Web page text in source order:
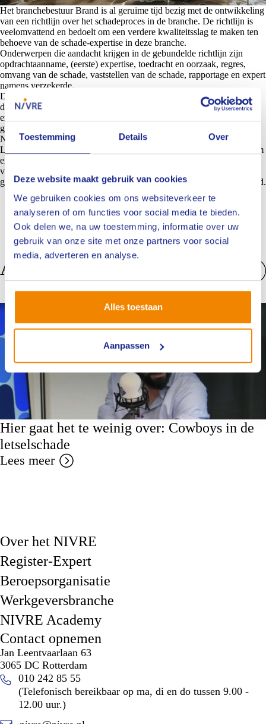
Toestemming Details Over
Deze website maakt gebruik van cookies
We gebruiken cookies om ons websiteverkeer te
analyseren of om functies voor social media te bieden.
Ook delen we, na uw toestemming, informatie over uw
gebruik van onze site met onze partners voor social
media, adverteren en analyse.
Alles toestaan
Aanpassen
Het branchebestuur Brand is al geruime tijd bezig met de ontwikkeling
van een richtlijn over het schadeproces in de branche. De richtlijn is
veelomvattend en bedoelt om een verdere kwaliteitsslag te maken ten
behoeve van de schade-expertise in deze branche.
Onderwerpen die aandacht krijgen in de gebundelde richtlijn zijn
opdrachtaanname, (eerste) expertise, toedracht en oorzaak, regres,
omvang van de schade, vaststellen van de schade, rapportage en expert
namens verzekerde.
De richtlijn is na het opstellen door het branchebureau en bijschaven
door het NIVRE-bureau van commentaar voorzien door een viertal
ervaren experts. Op basis van deze commentaren is de richtlijn weer
gewogen door het branchebestuur en verder herschreven door het
NIVRE-bureau.
Later in dit jaar wordt een webinar georganiseerd door het NIVRE om
experts vertrouwd te maken met de nieuwe richtlijn. In een van de
volgende NIVRE-nieuwsbrieven zal de datum bekend worden
gemaakt. Vanzelfsprekend wordt de gebundelde richtlijn tijdig gedeeld.
Anderen bekeken ook
Bekijk alles
Hier gaat het te weinig over: Cowboys in de
letselschade
Lees meer
Over het NIVRE
Register-Expert
Beroepsorganisatie
Werkgeversbranche
NIVRE Academy
Contact opnemen
Jan Leentvaarlaan 63
3065 DC Rotterdam
010 242 85 55
(Telefonisch bereikbaar op ma, di en do tussen 9.00 -
12.00 uur.)